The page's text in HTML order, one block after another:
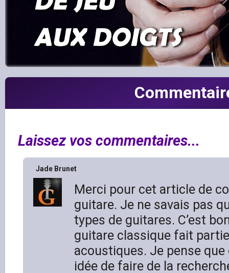
Laissez vos commentaires...
Jade Brunet
Merci pour cet article de
guitare. Je ne savais pas
types de guitares. C’est
guitare classique fait
acoustiques. Je pense que
idée de faire de la